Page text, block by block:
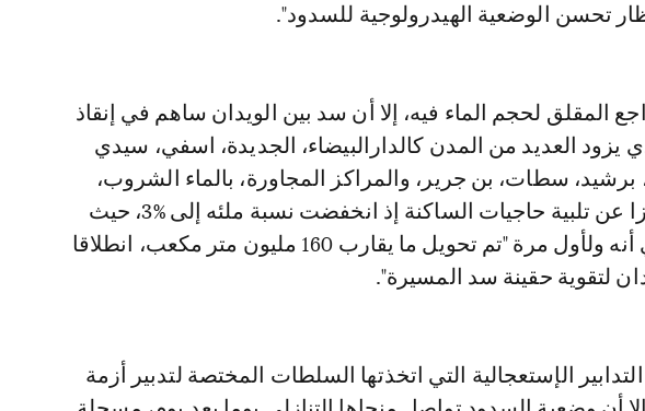
تحسن الوضعية الهيدرولوجية للسدود".
المقلق لحجم الماء فيه، إلا أن سد بين الويدان ساهم في إنقاذ
يزود العديد من المدن کالدارالبيضاء، الجديدة، اسفي، سيدي
برشيد، سطات، بن جرير، والمراكز المجاورة، بالماء الشروب،
بعدما أصبح عاجزا عن تلبية حاجيات الساكنة إذ انخفضت نسبة ملئه إلى %3، حيث
أكد رشيد شهري أنه ولأول مرة "تم تحويل ما يقارب 160 مليون متر مكعب، انطلاقا
لتقوية حقينة سد المسيرة".
الإستعجالية التي اتخذتها السلطات المختصة لتدبير أزمة